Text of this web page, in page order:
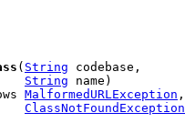
( String codebase,
String name)
MalformedURLException ,
ClassNotFoundException